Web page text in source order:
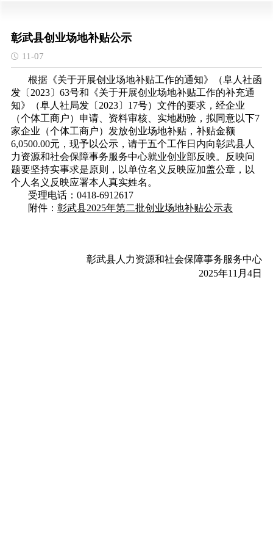
彰武县创业场地补贴公示
11-07
根据《关于开展创业场地补贴工作的通知》（阜人社函
发〔2023〕63号和《关于开展创业场地补贴工作的补充通
知》（阜人社局发〔2023〕17号）文件的要求，经企业
（个体工商户）申请、资料审核、实地勘验，拟同意以下7
家企业（个体工商户）发放创业场地补贴，补贴金额
6,0500.00元，现予以公示，请于五个工作日内向彰武县人
力资源和社会保障事务服务中心就业创业部反映。反映问
题要坚持实事求是原则，以单位名义反映应加盖公章，以
个人名义反映应署本人真实姓名。
受理电话：0418-6912617
附件： 彰武县2025年第二批创业场地补贴公示表
彰武县人力资源和社会保障事务服务中心
2025年11月4日